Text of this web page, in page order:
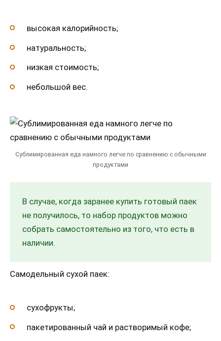
высокая калорийность;
натуральность;
низкая стоимость;
небольшой вес.
Сублимированная еда намного легче по сравнению с обычными
продуктами
В случае, когда заранее купить готовый паек
не получилось, то набор продуктов можно
собрать самостоятельно из того, что есть в
наличии.
Самодельный сухой паек:
сухофрукты;
пакетированный чай и растворимый кофе;